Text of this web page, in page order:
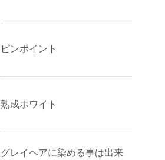
ピンポイント
熟成ホワイト
グレイヘアに染める事は出来